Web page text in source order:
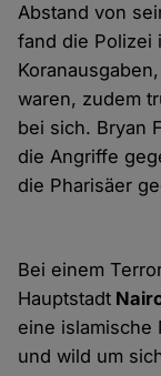
Abstand von
fand die Polizei
waren, zudem
bei sich. Bryan
die Angriffe
die Pharisäer
Bei einem
Hauptstadt
eine islamische
und wild um